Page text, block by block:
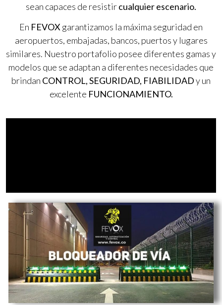
sean capaces de resistircualquier escenario.
En FEVOX garantizamos la máxima seguridad en
aeropuertos, embajadas, bancos, puertos y lugares
similares. Nuestro portafolio posee diferentes gamas y
modelos que se adaptan a diferentes necesidades que
brindan CONTROL, SEGURIDAD, FIABILIDADy un
excelente FUNCIONAMIENTO.